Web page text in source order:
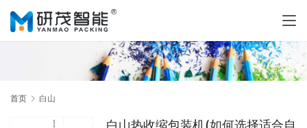
首页 白山
白山热收缩包装机(如何选择适合自